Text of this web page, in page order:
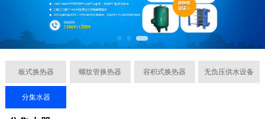
板式换热器 螺纹管换热器 容积式换热器 无负压供水设备
分集水器